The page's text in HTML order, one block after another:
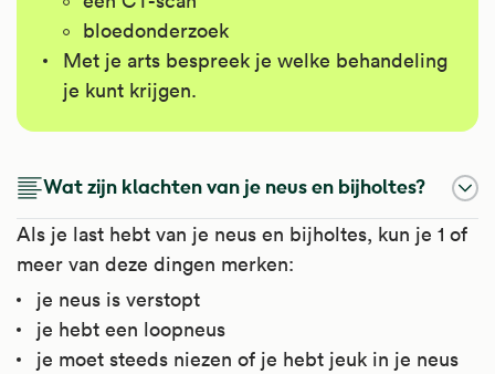
bloedonderzoek
Met je arts bespreek je welke behandeling
je kunt krijgen.
Wat zijn klachten van je neus en bijholtes?
Als je last hebt van je neus en bijholtes, kun je 1 of
meer van deze dingen merken:
je neus is verstopt
je hebt een loopneus
je moet steeds niezen of je hebt jeuk in je neus